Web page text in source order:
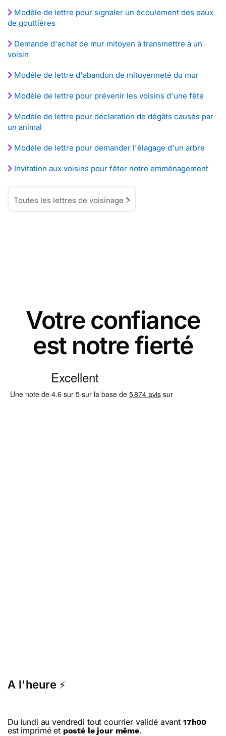
Modèle de lettre pour signaler un écoulement des eaux
de gouttières
Demande d'achat de mur mitoyen à transmettre à un
voisin
Modèle de lettre d'abandon de mitoyenneté du mur
Modèle de lettre pour prévenir les voisins d'une fête
Modèle de lettre pour déclaration de dégâts causés par
un animal
Modèle de lettre pour demander l'élagage d'un arbre
Invitation aux voisins pour fêter notre emménagement
Toutes les lettres de voisinage
Votre confiance
est notre fierté
A l'heure ⚡
Du lundi au vendredi tout courrier validé avant 17h00
est imprimé et posté le jour même.